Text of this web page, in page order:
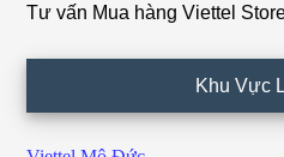
Tư vấn Mua hàng Viettel
Khu Vực